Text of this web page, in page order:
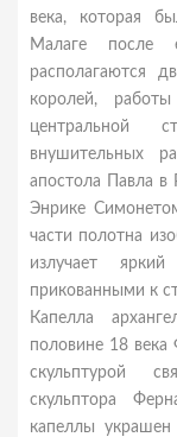
века, которая
Малаге после
располагаются
королей,
центральной
внушительных
апостола Павла в
Энрике
части полотна
излучает
прикованными к
Капелла
половине 18
скульптурой
скульптора
капеллы украшен